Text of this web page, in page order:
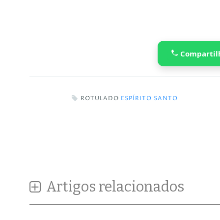
ROTULADO ESPÍRITO SANTO
Artigos relacionados